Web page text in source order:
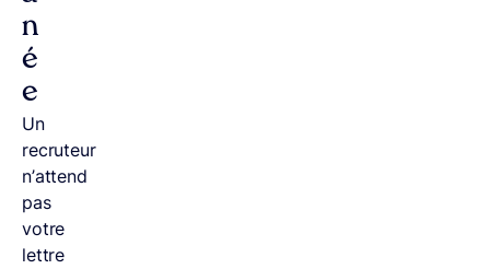
n
é
e
Un
recruteur
n’attend
pas
votre
lettre